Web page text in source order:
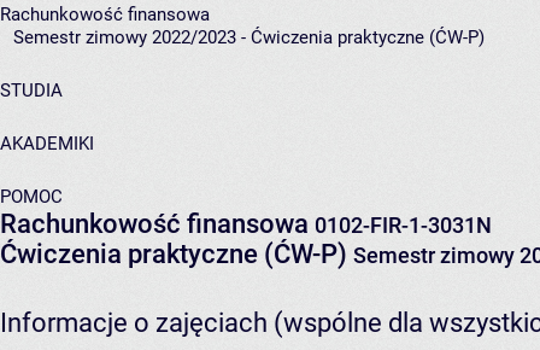
Rachunkowość finansowa
Semestr zimowy 2022/2023 - Ćwiczenia praktyczne (ĆW-P)
STUDIA
AKADEMIKI
POMOC
Rachunkowość finansowa 0102-FIR-1-3031N
Ćwiczenia praktyczne (ĆW-P) Semestr zimowy
Informacje o zajęciach (wspólne dla